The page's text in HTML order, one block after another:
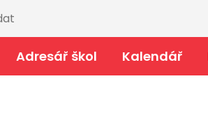
Adresář škol Kalendář